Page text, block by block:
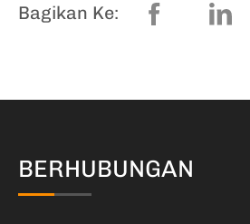
Bagikan Ke:
BERHUBUNGAN